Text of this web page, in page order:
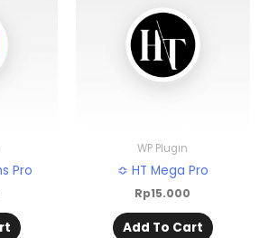
Pro
WP Plugin
≎ HT Mega Pro
Rp15.000
Add To Cart